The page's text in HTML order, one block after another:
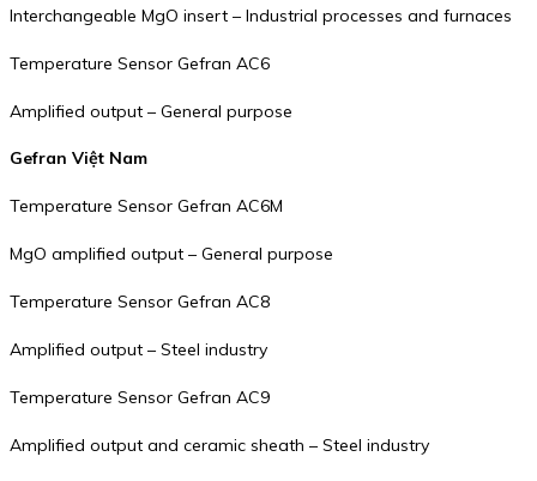
Interchangeable MgO insert – Industrial processes and furnaces
Temperature Sensor Gefran AC6
Amplified output – General purpose
Gefran Việt Nam
Temperature Sensor Gefran AC6M
MgO amplified output – General purpose
Temperature Sensor Gefran AC8
Amplified output – Steel industry
Temperature Sensor Gefran AC9
Amplified output and ceramic sheath – Steel industry